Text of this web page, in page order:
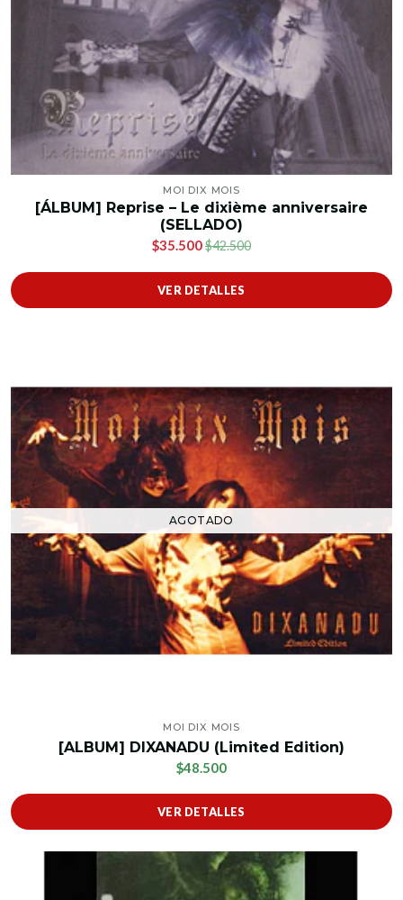
MOI DIX MOIS
[ÁLBUM] Reprise – Le dixième anniversaire
(SELLADO)
$35.500$42.500
VER DETALLES
AGOTADO
MOI DIX MOIS
[ALBUM] DIXANADU (Limited Edition)
$48.500
VER DETALLES